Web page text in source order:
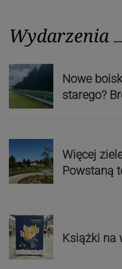
Wydarzenia
Nowe
starego?
Więcej
Powstaną
Książki na